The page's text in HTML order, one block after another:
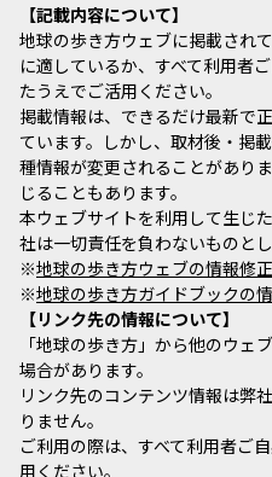
記載内容について
地球の歩き方ウェブに掲載され
に適しているか、すべて利用者
たうえでご活用ください。
掲載情報は、できるだけ最新で
ています。しかし、取材後・掲
種情報が変更されることがあり
じることもあります。
本ウェブサイトを利用して生じ
社は一切責任を負わないものとし
※地球の歩き方ウェブの情報修
※地球の歩き方ガイドブックの
リンク先の情報について
「地球の歩き方」から他のウェ
場合があります。
リンク先のコンテンツ情報は弊
りません。
ご利用の際は、すべて利用者ご
用ください。